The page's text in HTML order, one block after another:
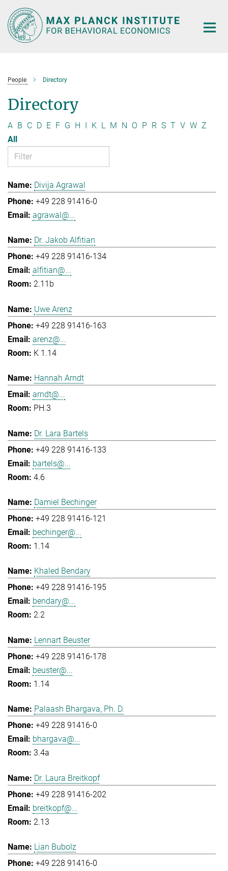
Main-
Content
People Directory
Directory
A B C D E F G H I K L M N O P R S T V W Z
All
Divija Agrawal
+49 228 91416-0
agrawal@...
Dr. Jakob Alfitian
+49 228 91416-134
alfitian@...
2.11b
Uwe Arenz
+49 228 91416-163
arenz@...
K 1.14
Hannah Arndt
arndt@...
PH.3
Dr. Lara Bartels
+49 228 91416-133
bartels@...
4.6
Damiel Bechinger
+49 228 91416-121
bechinger@...
1.14
Khaled Bendary
+49 228 91416-195
bendary@...
2.2
Lennart Beuster
+49 228 91416-178
beuster@...
1.14
Palaash Bhargava, Ph. D.
+49 228 91416-0
bhargava@...
3.4a
Dr. Laura Breitkopf
+49 228 91416-202
breitkopf@...
2.13
Lian Bubolz
+49 228 91416-0